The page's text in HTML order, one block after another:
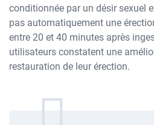
conditionnée par un désir sexuel
pas automatiquement une
entre 20 et 40 minutes après
utilisateurs constatent une
restauration de leur érection.